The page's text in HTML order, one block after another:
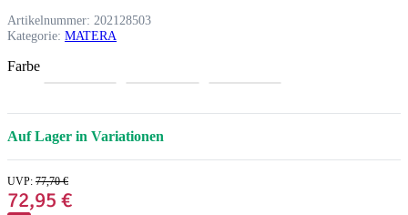
Artikelnummer: 202128503
Kategorie: MATERA
Farbe
n
u
Auf Lager in Variationen
UVP: 77,70 €
72,95 €